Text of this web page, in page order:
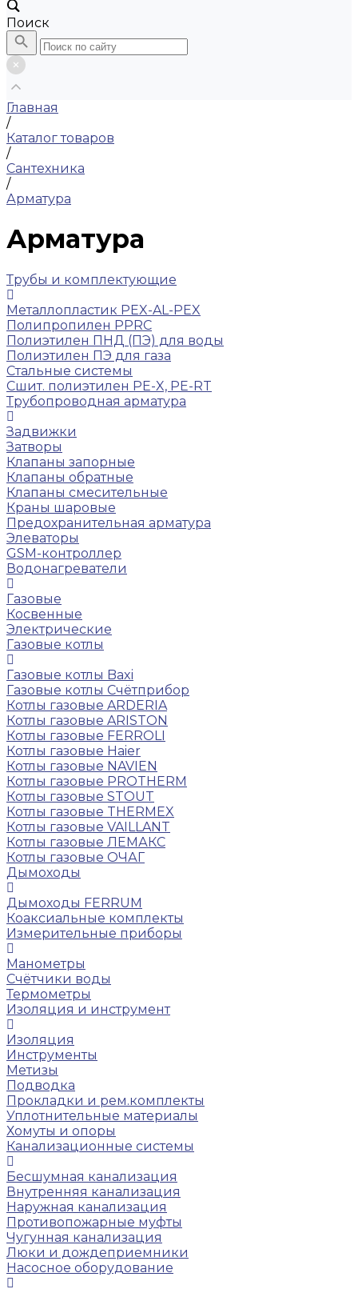
Поиск
Главная
/
Каталог товаров
/
Сантехника
/
Арматура
Арматура
Трубы и комплектующие
Металлопластик PEX-AL-PEX
Полипропилен PPRC
Полиэтилен ПНД (ПЭ) для воды
Полиэтилен ПЭ для газа
Стальные системы
Сшит. полиэтилен PE-X, PE-RT
Трубопроводная арматура
Задвижки
Затворы
Клапаны запорные
Клапаны обратные
Клапаны смесительные
Краны шаровые
Предохранительная арматура
Элеваторы
GSM-контроллер
Водонагреватели
Газовые
Косвенные
Электрические
Газовые котлы
Газовые котлы Baxi
Газовые котлы Счётприбор
Котлы газовые ARDERIA
Котлы газовые ARISTON
Котлы газовые FERROLI
Котлы газовые Haier
Котлы газовые NAVIEN
Котлы газовые PROTHERM
Котлы газовые STOUT
Котлы газовые THERMEX
Котлы газовые VAILLANT
Котлы газовые ЛЕМАКС
Котлы газовые ОЧАГ
Дымоходы
Дымоходы FERRUM
Коаксиальные комплекты
Измерительные приборы
Манометры
Счётчики воды
Термометры
Изоляция и инструмент
Изоляция
Инструменты
Метизы
Подводка
Прокладки и рем.комплекты
Уплотнительные материалы
Хомуты и опоры
Канализационные системы
Бесшумная канализация
Внутренняя канализация
Наружная канализация
Противопожарные муфты
Чугунная канализация
Люки и дождеприемники
Насосное оборудование